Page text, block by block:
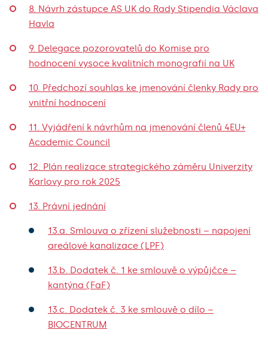
8. Návrh zástupce AS UK do Rady Stipendia Václava
Havla
9. Delegace pozorovatelů do Komise pro
hodnocení vysoce kvalitních monografií na UK
10. Předchozí souhlas ke jmenování členky Rady pro
vnitřní hodnocení
11. Vyjádření k návrhům na jmenování členů 4EU+
Academic Council
12. Plán realizace strategického záměru Univerzity
Karlovy pro rok 2025
13. Právní jednání
13.a. Smlouva o zřízení služebnosti – napojení
areálové kanalizace (LPF)
13.b. Dodatek č. 1 ke smlouvě o výpůjčce –
kantýna (FaF)
13.c. Dodatek č. 3 ke smlouvě o dílo –
BIOCENTRUM